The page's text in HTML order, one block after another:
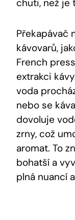
chuti, než je
Překapávač
kávovarů,
French
extrakci
voda
nebo se
dovoluje
zrny, což
aromat. To
bohatší a
plná nuancí